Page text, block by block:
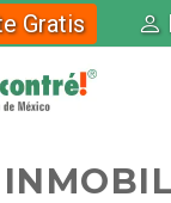
Gratis